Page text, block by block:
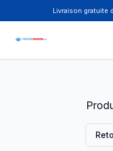
Livraison gratuite